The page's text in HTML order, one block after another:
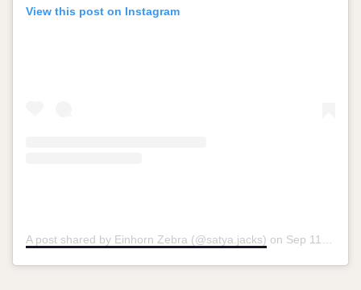
View this post on Instagram
A post shared by Einhorn Zebra (@satya.jacks) on Sep 11, 2018 at 2:05pm PDT